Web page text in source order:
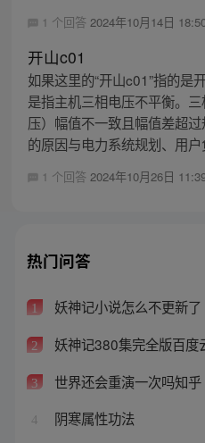
1 个回答 2024年10月14日
开山c01
如果这里的“开山c01”指的是
是指主机三相电压不平衡。
压）幅值不一致且幅值差超
的原因与电力系统规划、用
1 个回答 2024年10月26日
热门问答
1 妖神记小说怎么不更新了
2 妖神记380集完全版百度
3 世界还会重演一次吗知乎
4 阴寒属性功法